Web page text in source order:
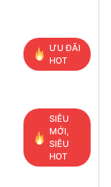
ƯU ĐÃI
HOT
SIÊU
MỚI,
SIÊU
HOT